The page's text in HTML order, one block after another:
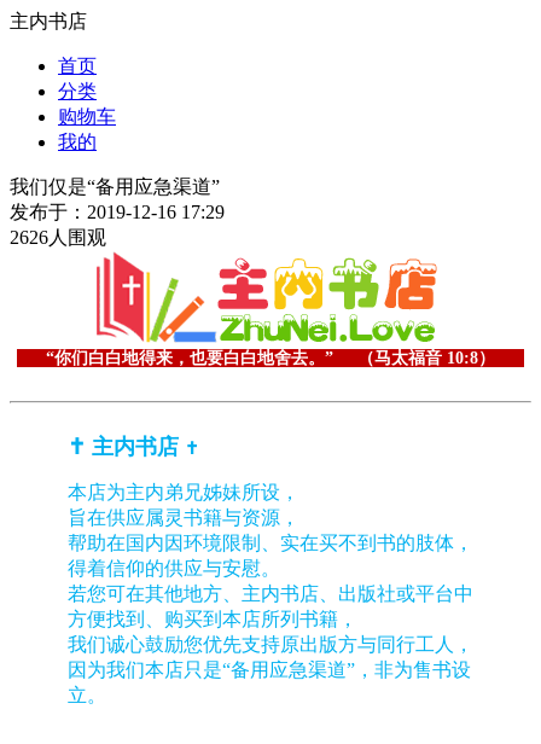
主内书店
首页
分类
购物车
我的
我们仅是“备用应急渠道”
发布于：2019-12-16 17:29
2626人围观
“你们白白地得来，也要白白地舍去。” （马太福音 10:8）
✝️ 主内书店 ✝️
本店为主内弟兄姊妹所设，
旨在供应属灵书籍与资源，
帮助在国内因环境限制、实在买不到书的肢体，
得着信仰的供应与安慰。
若您可在其他地方、主内书店、出版社或平台中
方便找到、购买到本店所列书籍，
我们诚心鼓励您优先支持原出版方与同行工人，
因为我们本店只是“备用应急渠道”，非为售书设
立。